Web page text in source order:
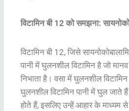
विटामिन बी 12 को समझना:
विटामिन बी 12, जिसे
पानी में घुलनशील विटामिन है जो
निभाता है। वसा में घुलनशील विटामिन
घुलनशील विटामिन पानी में घुल जाते
होते हैं, इसलिए उन्हें आहार के माध्यम